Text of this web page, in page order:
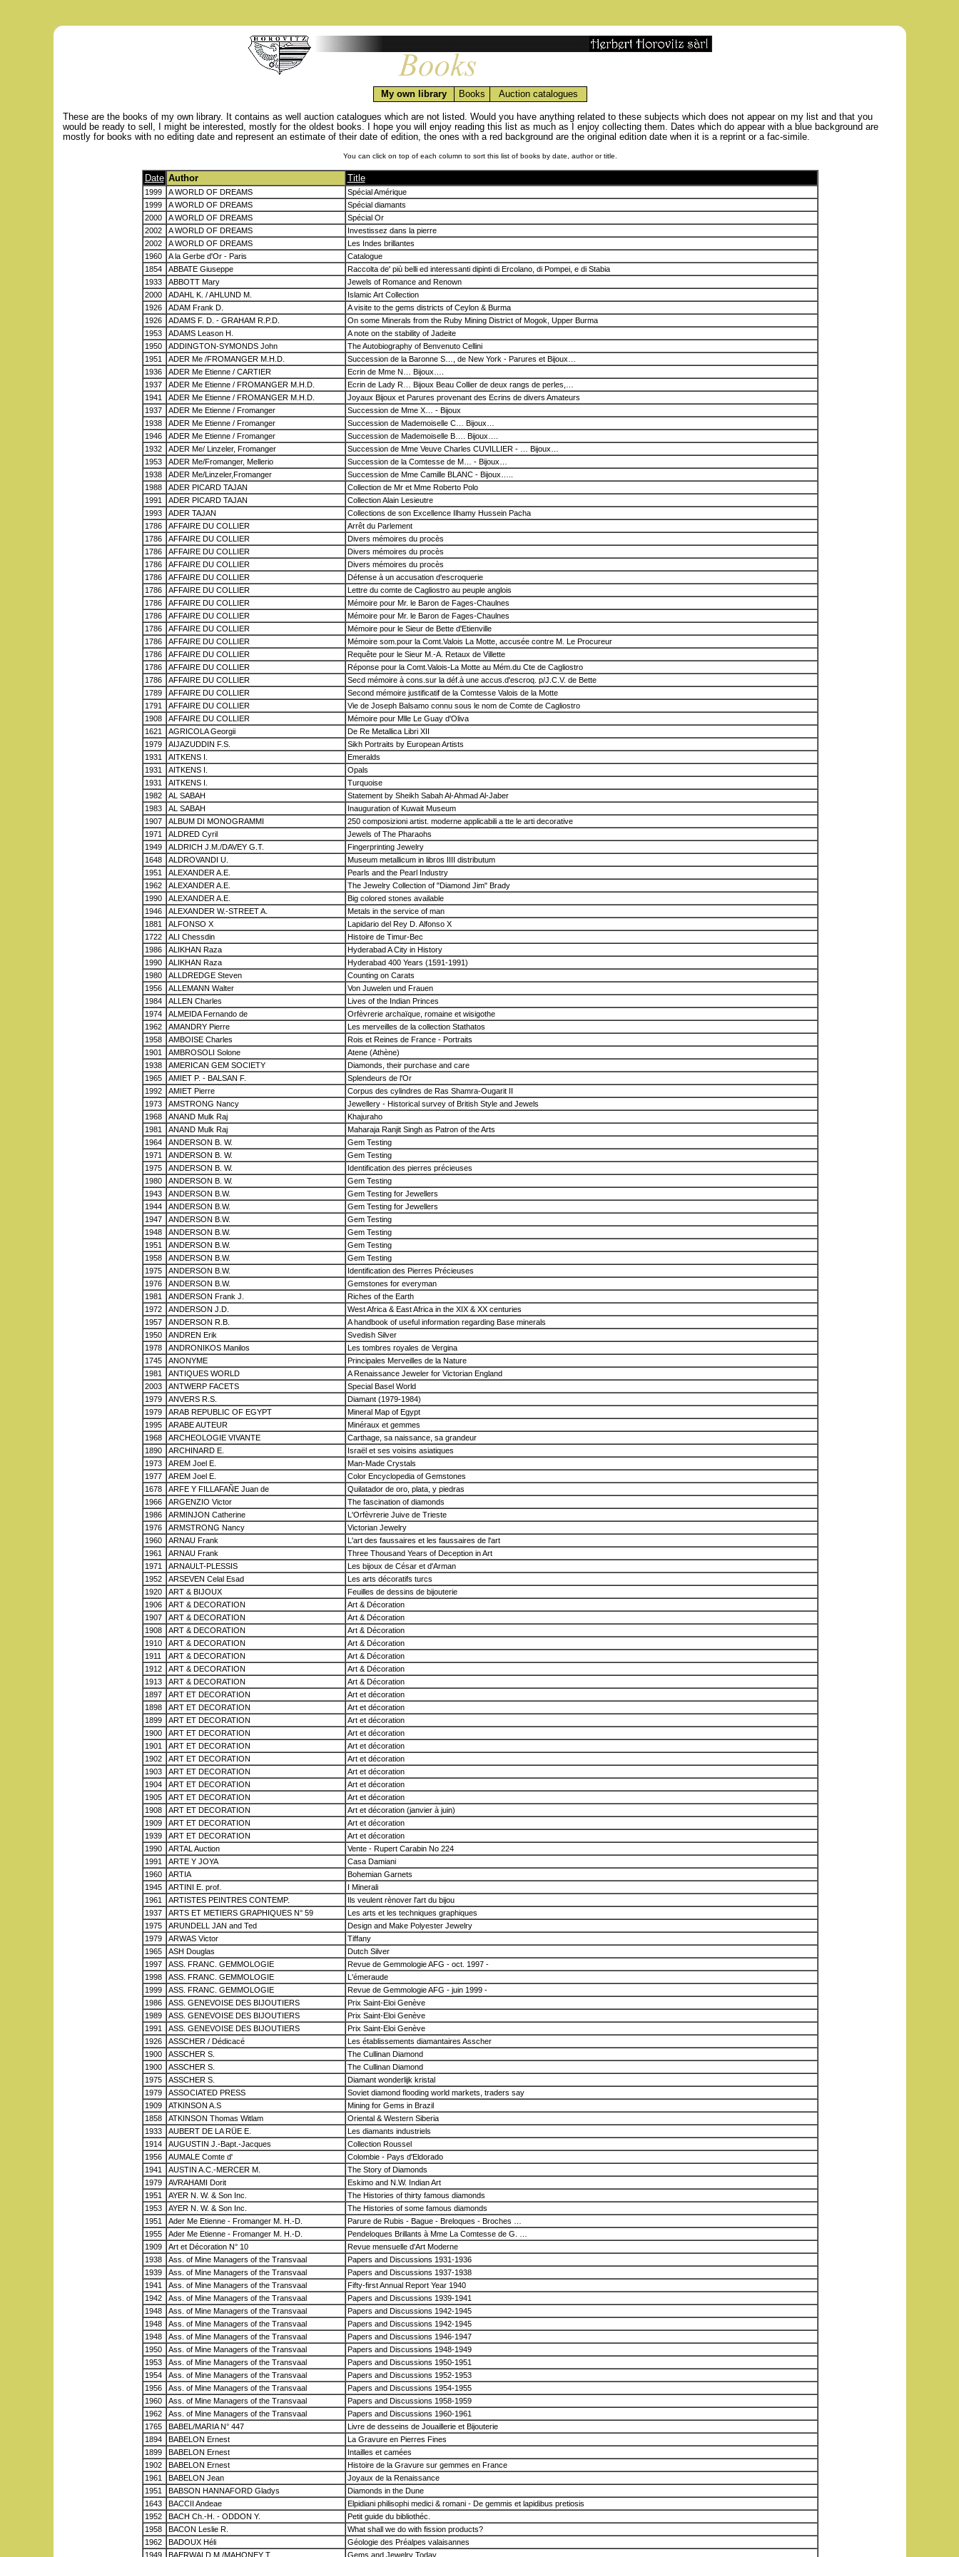
My own library Books Auction catalogues
These are the books of my own library. It contains as well auction catalogues which are not listed. Would you have anything related to these subjects which does not appear on my list and that you
would be ready to sell, I might be interested, mostly for the oldest books. I hope you will enjoy reading this list as much as I enjoy collecting them. Dates which do appear with a blue background are
mostly for books with no editing date and represent an estimate of their date of edition, the ones with a red background are the original edition date when it is a reprint or a fac-simile.
You can click on top of each column to sort this list of books by date, author or title.
Date Author Title
1999 A WORLD OF DREAMS
Spécial Amérique
1999
A WORLD OF DREAMS
Spécial diamants
2000
A WORLD OF DREAMS
Spécial Or
2002
A WORLD OF DREAMS
Investissez dans la pierre
2002
A WORLD OF DREAMS
Les Indes brillantes
1960
A la Gerbe d'Or - Paris
Catalogue
1854
ABBATE Giuseppe
Raccolta de' più belli ed interessanti dipinti di Ercolano, di Pompei, e di Stabia
1933
ABBOTT Mary
Jewels of Romance and Renown
2000
ADAHL K. / AHLUND M.
Islamic Art Collection
1926
ADAM Frank D.
A visite to the gems districts of Ceylon & Burma
1926
ADAMS F. D. - GRAHAM R.P.D.
On some Minerals from the Ruby Mining District of Mogok, Upper Burma
1953
ADAMS Leason H.
A note on the stability of Jadeite
1950
ADDINGTON-SYMONDS John
The Autobiography of Benvenuto Cellini
1951
ADER Me /FROMANGER M.H.D.
Succession de la Baronne S…, de New York - Parures et Bijoux…
1936
ADER Me Etienne / CARTIER
Ecrin de Mme N… Bijoux….
1937
ADER Me Etienne / FROMANGER M.H.D.
Ecrin de Lady R… Bijoux Beau Collier de deux rangs de perles,…
1941
ADER Me Etienne / FROMANGER M.H.D.
Joyaux Bijoux et Parures provenant des Ecrins de divers Amateurs
1937
ADER Me Etienne / Fromanger
Succession de Mme X… - Bijoux
1938
ADER Me Etienne / Fromanger
Succession de Mademoiselle C… Bijoux…
1946
ADER Me Etienne / Fromanger
Succession de Mademoiselle B…. Bijoux….
1932
ADER Me/ Linzeler, Fromanger
Succession de Mme Veuve Charles CUVILLIER - … Bijoux…
1953
ADER Me/Fromanger, Mellerio
Succession de la Comtesse de M… - Bijoux…
1938
ADER Me/Linzeler,Fromanger
Succession de Mme Camille BLANC - Bijoux…..
1988
ADER PICARD TAJAN
Collection de Mr et Mme Roberto Polo
1991
ADER PICARD TAJAN
Collection Alain Lesieutre
1993
ADER TAJAN
Collections de son Excellence Ilhamy Hussein Pacha
1786
AFFAIRE DU COLLIER
Arrêt du Parlement
1786
AFFAIRE DU COLLIER
Divers mémoires du procès
1786
AFFAIRE DU COLLIER
Divers mémoires du procès
1786
AFFAIRE DU COLLIER
Divers mémoires du procès
1786
AFFAIRE DU COLLIER
Défense à un accusation d'escroquerie
1786
AFFAIRE DU COLLIER
Lettre du comte de Cagliostro au peuple anglois
1786
AFFAIRE DU COLLIER
Mémoire pour Mr. le Baron de Fages-Chaulnes
1786
AFFAIRE DU COLLIER
Mémoire pour Mr. le Baron de Fages-Chaulnes
1786
AFFAIRE DU COLLIER
Mémoire pour le Sieur de Bette d'Etienville
1786
AFFAIRE DU COLLIER
Mémoire som.pour la Comt.Valois La Motte, accusée contre M. Le Procureur
1786
AFFAIRE DU COLLIER
Requête pour le Sieur M.-A. Retaux de Villette
1786
AFFAIRE DU COLLIER
Réponse pour la Comt.Valois-La Motte au Mém.du Cte de Cagliostro
1786
AFFAIRE DU COLLIER
Secd mémoire à cons.sur la déf.à une accus.d'escroq. p/J.C.V. de Bette
1789
AFFAIRE DU COLLIER
Second mémoire justificatif de la Comtesse Valois de la Motte
1791
AFFAIRE DU COLLIER
Vie de Joseph Balsamo connu sous le nom de Comte de Cagliostro
1908
AFFAIRE DU COLLIER
Mémoire pour Mlle Le Guay d'Oliva
1621
AGRICOLA Georgii
De Re Metallica Libri XII
1979
AIJAZUDDIN F.S.
Sikh Portraits by European Artists
1931
AITKENS I.
Emeralds
1931
AITKENS I.
Opals
1931
AITKENS I.
Turquoise
1982
AL SABAH
Statement by Sheikh Sabah Al-Ahmad Al-Jaber
1983
AL SABAH
Inauguration of Kuwait Museum
1907
ALBUM DI MONOGRAMMI
250 composizioni artist. moderne applicabili a tte le arti decorative
1971
ALDRED Cyril
Jewels of The Pharaohs
1949
ALDRICH J.M./DAVEY G.T.
Fingerprinting Jewelry
1648
ALDROVANDI U.
Museum metallicum in libros IIII distributum
1951
ALEXANDER A.E.
Pearls and the Pearl Industry
1962
ALEXANDER A.E.
The Jewelry Collection of "Diamond Jim" Brady
1990
ALEXANDER A.E.
Big colored stones available
1946
ALEXANDER W.-STREET A.
Metals in the service of man
1881
ALFONSO X
Lapidario del Rey D. Alfonso X
1722
ALI Chessdin
Histoire de Timur-Bec
1986
ALIKHAN Raza
Hyderabad A City in History
1990
ALIKHAN Raza
Hyderabad 400 Years (1591-1991)
1980
ALLDREDGE Steven
Counting on Carats
1956
ALLEMANN Walter
Von Juwelen und Frauen
1984
ALLEN Charles
Lives of the Indian Princes
1974
ALMEIDA Fernando de
Orfèvrerie archaïque, romaine et wisigothe
1962
AMANDRY Pierre
Les merveilles de la collection Stathatos
1958
AMBOISE Charles
Rois et Reines de France - Portraits
1901
AMBROSOLI Solone
Atene (Athène)
1938
AMERICAN GEM SOCIETY
Diamonds, their purchase and care
1965
AMIET P. - BALSAN F.
Splendeurs de l'Or
1992
AMIET Pierre
Corpus des cylindres de Ras Shamra-Ougarit II
1973
AMSTRONG Nancy
Jewellery - Historical survey of British Style and Jewels
1968
ANAND Mulk Raj
Khajuraho
1981
ANAND Mulk Raj
Maharaja Ranjit Singh as Patron of the Arts
1964
ANDERSON B. W.
Gem Testing
1971
ANDERSON B. W.
Gem Testing
1975
ANDERSON B. W.
Identification des pierres précieuses
1980
ANDERSON B. W.
Gem Testing
1943
ANDERSON B.W.
Gem Testing for Jewellers
1944
ANDERSON B.W.
Gem Testing for Jewellers
1947
ANDERSON B.W.
Gem Testing
1948
ANDERSON B.W.
Gem Testing
1951
ANDERSON B.W.
Gem Testing
1958
ANDERSON B.W.
Gem Testing
1975
ANDERSON B.W.
Identification des Pierres Précieuses
1976
ANDERSON B.W.
Gemstones for everyman
1981
ANDERSON Frank J.
Riches of the Earth
1972
ANDERSON J.D.
West Africa & East Africa in the XIX & XX centuries
1957
ANDERSON R.B.
A handbook of useful information regarding Base minerals
1950
ANDREN Erik
Svedish Silver
1978
ANDRONIKOS Manilos
Les tombres royales de Vergina
1745
ANONYME
Principales Merveilles de la Nature
1981
ANTIQUES WORLD
A Renaissance Jeweler for Victorian England
2003
ANTWERP FACETS
Special Basel World
1979
ANVERS R.S.
Diamant (1979-1984)
1979
ARAB REPUBLIC OF EGYPT
Mineral Map of Egypt
1995
ARABE AUTEUR
Minéraux et gemmes
1968
ARCHEOLOGIE VIVANTE
Carthage, sa naissance, sa grandeur
1890
ARCHINARD E.
Israël et ses voisins asiatiques
1973
AREM Joel E.
Man-Made Crystals
1977
AREM Joel E.
Color Encyclopedia of Gemstones
1678
ARFE Y FILLAFAÑE Juan de
Quilatador de oro, plata, y piedras
1966
ARGENZIO Victor
The fascination of diamonds
1986
ARMINJON Catherine
L'Orfèvrerie Juive de Trieste
1976
ARMSTRONG Nancy
Victorian Jewelry
1960
ARNAU Frank
L'art des faussaires et les faussaires de l'art
1961
ARNAU Frank
Three Thousand Years of Deception in Art
1971
ARNAULT-PLESSIS
Les bijoux de César et d'Arman
1952
ARSEVEN Celal Esad
Les arts décoratifs turcs
1920
ART & BIJOUX
Feuilles de dessins de bijouterie
1906
ART & DECORATION
Art & Décoration
1907
ART & DECORATION
Art & Décoration
1908
ART & DECORATION
Art & Décoration
1910
ART & DECORATION
Art & Décoration
1911
ART & DECORATION
Art & Décoration
1912
ART & DECORATION
Art & Décoration
1913
ART & DECORATION
Art & Décoration
1897
ART ET DECORATION
Art et décoration
1898
ART ET DECORATION
Art et décoration
1899
ART ET DECORATION
Art et décoration
1900
ART ET DECORATION
Art et décoration
1901
ART ET DECORATION
Art et décoration
1902
ART ET DECORATION
Art et décoration
1903
ART ET DECORATION
Art et décoration
1904
ART ET DECORATION
Art et décoration
1905
ART ET DECORATION
Art et décoration
1908
ART ET DECORATION
Art et décoration (janvier à juin)
1909
ART ET DECORATION
Art et décoration
1939
ART ET DECORATION
Art et décoration
1990
ARTAL Auction
Vente - Rupert Carabin No 224
1991
ARTE Y JOYA
Casa Damiani
1960
ARTIA
Bohemian Garnets
1945
ARTINI E. prof.
I Minerali
1961
ARTISTES PEINTRES CONTEMP.
Ils veulent rènover l'art du bijou
1937
ARTS ET METIERS GRAPHIQUES N° 59
Les arts et les techniques graphiques
1975
ARUNDELL JAN and Ted
Design and Make Polyester Jewelry
1979
ARWAS Victor
Tiffany
1965
ASH Douglas
Dutch Silver
1997
ASS. FRANC. GEMMOLOGIE
Revue de Gemmologie AFG - oct. 1997 -
1998
ASS. FRANC. GEMMOLOGIE
L'émeraude
1999
ASS. FRANC. GEMMOLOGIE
Revue de Gemmologie AFG - juin 1999 -
1986
ASS. GENEVOISE DES BIJOUTIERS
Prix Saint-Eloi Genève
1989
ASS. GENEVOISE DES BIJOUTIERS
Prix Saint-Eloi Genève
1991
ASS. GENEVOISE DES BIJOUTIERS
Prix Saint-Eloi Genève
1926
ASSCHER / Dédicacé
Les établissements diamantaires Asscher
1900
ASSCHER S.
The Cullinan Diamond
1900
ASSCHER S.
The Cullinan Diamond
1975
ASSCHER S.
Diamant wonderlijk kristal
1979
ASSOCIATED PRESS
Soviet diamond flooding world markets, traders say
1909
ATKINSON A.S
Mining for Gems in Brazil
1858
ATKINSON Thomas Witlam
Oriental & Western Siberia
1933
AUBERT DE LA RÜE E.
Les diamants industriels
1914
AUGUSTIN J.-Bapt.-Jacques
Collection Roussel
1956
AUMALE Comte d'
Colombie - Pays d'Eldorado
1941
AUSTIN A.C.-MERCER M.
The Story of Diamonds
1979
AVRAHAMI Dorit
Eskimo and N.W. Indian Art
1951
AYER N. W. & Son Inc.
The Histories of thirty famous diamonds
1953
AYER N. W. & Son Inc.
The Histories of some famous diamonds
1951
Ader Me Etienne - Fromanger M. H.-D.
Parure de Rubis - Bague - Breloques - Broches …
1955
Ader Me Etienne - Fromanger M. H.-D.
Pendeloques Brillants à Mme La Comtesse de G. …
1909
Art et Décoration N° 10
Revue mensuelle d'Art Moderne
1938
Ass. of Mine Managers of the Transvaal
Papers and Discussions 1931-1936
1939
Ass. of Mine Managers of the Transvaal
Papers and Discussions 1937-1938
1941
Ass. of Mine Managers of the Transvaal
Fifty-first Annual Report Year 1940
1942
Ass. of Mine Managers of the Transvaal
Papers and Discussions 1939-1941
1948
Ass. of Mine Managers of the Transvaal
Papers and Discussions 1942-1945
1948
Ass. of Mine Managers of the Transvaal
Papers and Discussions 1942-1945
1948
Ass. of Mine Managers of the Transvaal
Papers and Discussions 1946-1947
1950
Ass. of Mine Managers of the Transvaal
Papers and Discussions 1948-1949
1953
Ass. of Mine Managers of the Transvaal
Papers and Discussions 1950-1951
1954
Ass. of Mine Managers of the Transvaal
Papers and Discussions 1952-1953
1956
Ass. of Mine Managers of the Transvaal
Papers and Discussions 1954-1955
1960
Ass. of Mine Managers of the Transvaal
Papers and Discussions 1958-1959
1962
Ass. of Mine Managers of the Transvaal
Papers and Discussions 1960-1961
1765
BABEL/MARIA N° 447
Livre de desseins de Jouaillerie et Bijouterie
1894
BABELON Ernest
La Gravure en Pierres Fines
1899
BABELON Ernest
Intailles et camées
1902
BABELON Ernest
Histoire de la Gravure sur gemmes en France
1961
BABELON Jean
Joyaux de la Renaissance
1951
BABSON HANNAFORD Gladys
Diamonds in the Dune
1643
BACCII Andeae
Elpidiani philisophi medici & romani - De gemmis et lapidibus pretiosis
1952
BACH Ch.-H. - ODDON Y.
Petit guide du bibliothéc.
1958
BACON Leslie R.
What shall we do with fission products?
1962
BADOUX Héli
Géologie des Préalpes valaisannes
1949
BAERWALD M./MAHONEY T. Gems and Jewelry Today